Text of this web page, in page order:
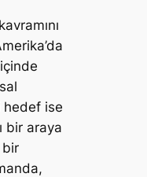
hedef ise
bir araya
bir